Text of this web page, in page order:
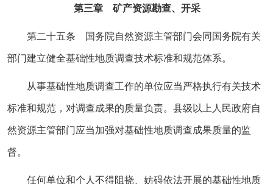
第三章 矿产资源勘查、开采
第二十五条 国务院自然资源主管部门会同国务院有关
部门建立健全基础性地质调查技术标准和规范体系。
从事基础性地质调查工作的单位应当严格执行有关技术
标准和规范，对调查成果的质量负责。县级以上人民政府自
然资源主管部门应当加强对基础性地质调查成果质量的监
督。
任何单位和个人不得阻挠、妨碍依法开展的基础性地质